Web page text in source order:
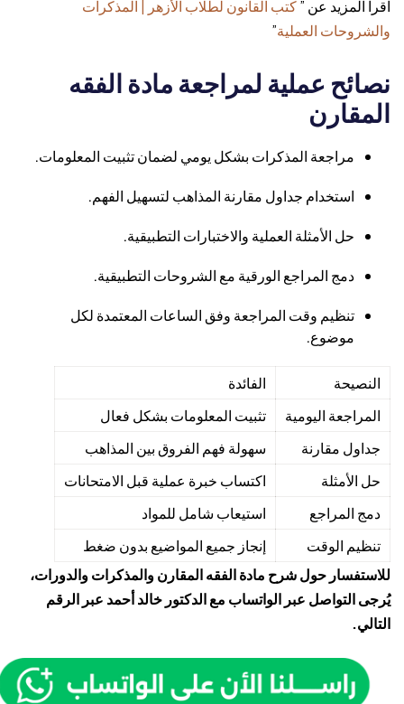
اقرا المزيد عن ”كتب القانون لطلاب الأزهر | المذكرات
والشروحات العملية”
نصائح عملية لمراجعة مادة الفقه
المقارن
مراجعة المذكرات بشكل يومي لضمان تثبيت المعلومات.
استخدام جداول مقارنة المذاهب لتسهيل الفهم.
حل الأمثلة العملية والاختبارات التطبيقية.
دمج المراجع الورقية مع الشروحات التطبيقية.
تنظيم وقت المراجعة وفق الساعات المعتمدة لكل
موضوع.
النصيحة
الفائدة
المراجعة اليومية
تثبيت المعلومات بشكل فعال
جداول مقارنة
سهولة فهم الفروق بين المذاهب
حل الأمثلة
اكتساب خبرة عملية قبل الامتحانات
دمج المراجع
استيعاب شامل للمواد
تنظيم الوقت
إنجاز جميع المواضيع بدون ضغط
للاستفسار حول شرح مادة الفقه المقارن والمذكرات والدورات،
يُرجى التواصل عبر الواتساب مع الدكتور خالد أحمد عبر الرقم
التالي.